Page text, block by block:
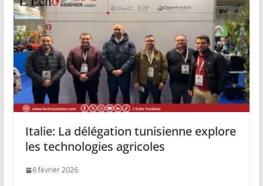
Italie: La délégation tunisienne explore
les technologies agricoles
6 février 2026